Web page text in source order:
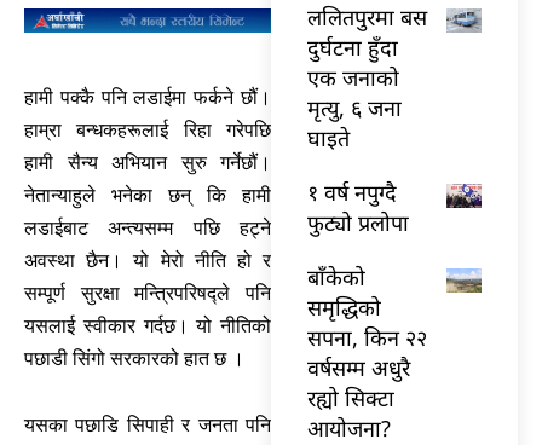
हामी पक्कै पनि लडाईमा फर्कने छौं।
हाम्रा बन्धकहरूलाई रिहा गरेपछि
हामी सैन्य अभियान सुरु गर्नेछौं।
नेतान्याहुले भनेका छन् कि हामी
लडाईबाट अन्त्यसम्म पछि हट्ने
अवस्था छैन। यो मेरो नीति हो र
सम्पूर्ण सुरक्षा मन्त्रिपरिषद्ले पनि
यसलाई स्वीकार गर्दछ। यो नीतिको
पछाडी सिंगो सरकारको हात छ ।
यसका पछाडि सिपाही र जनता पनि
ललितपुरमा बस
दुर्घटना हुँदा
एक जनाको
मृत्यु, ६ जना
घाइते
१ वर्ष नपुग्दै
फुट्यो प्रलोपा
बाँकेको
समृद्धिको
सपना, किन २२
वर्षसम्म अधुरै
रह्यो सिक्टा
आयोजना?